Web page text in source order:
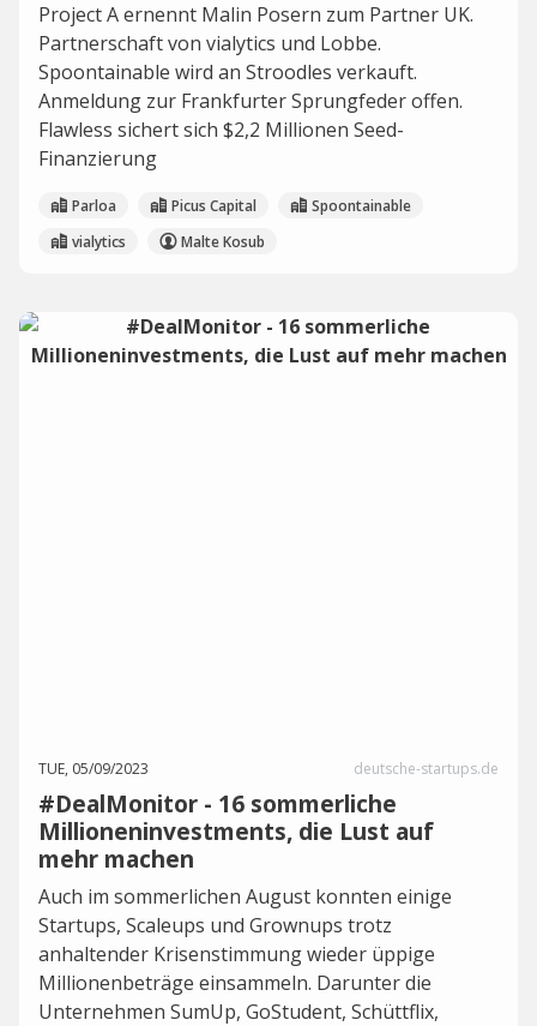
Project A ernennt Malin Posern zum Partner UK.
Partnerschaft von vialytics und Lobbe.
Spoontainable wird an Stroodles verkauft.
Anmeldung zur Frankfurter Sprungfeder offen.
Flawless sichert sich $2,2 Millionen Seed-
Finanzierung
Parloa Picus Capital
Spoontainable
vialytics
Malte Kosub
TUE, 05/09/2023 deutsche-startups.de
#DealMonitor - 16 sommerliche
Millioneninvestments, die Lust auf
mehr machen
Auch im sommerlichen August konnten einige
Startups, Scaleups und Grownups trotz
anhaltender Krisenstimmung wieder üppige
Millionenbeträge einsammeln. Darunter die
Unternehmen SumUp, GoStudent, Schüttflix,